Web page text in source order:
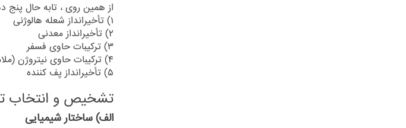
از همین روی ، تابه حال پنج
۱) تأخیرانداز شعله هالوژنی
۲) تأخیرانداز معدنی
۳) ترکیبات حاوی فسفر
۴) ترکیبات حاوی نیتروژن (ملامین)
۵) تأخیرانداز پف کننده
تشخیص و انتخاب
الف) ساختار شیمیایی